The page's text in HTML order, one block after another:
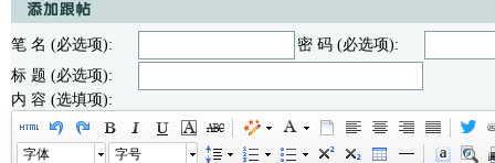
笔 名 (必选项):
密 码 (必选项):
标 题 (必选项):
内 容 (选填项):
字体 字号